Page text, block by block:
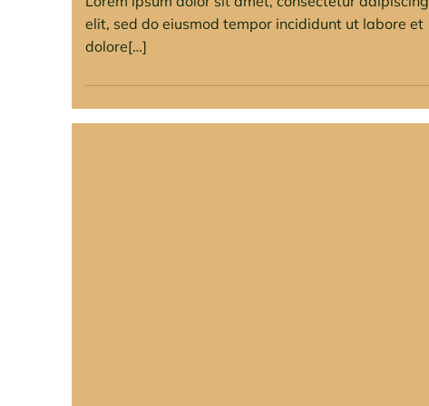
elit, sed do eiusmod tempor incididunt ut labore et
dolore[…]